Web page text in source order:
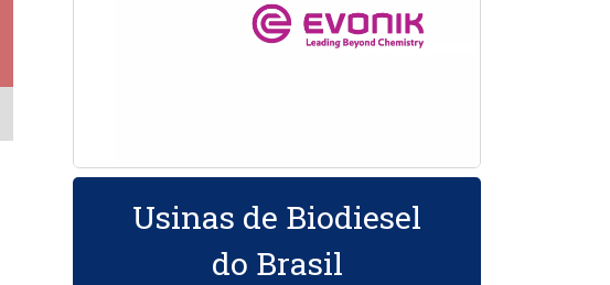
Usinas de Biodiesel
do Brasil